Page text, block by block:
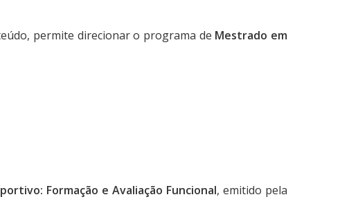
permite direcionar o programa de Mestrado em
Formação e Avaliação Funcional, emitido pela